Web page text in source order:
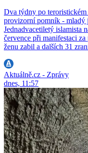
Dva týdny po
provizorní pomník - mladý
Jednadvacetiletý islamista
července při manifestaci
ženu zabil a dalších 31
Aktuálně.cz - Zprávy
dnes, 11:57